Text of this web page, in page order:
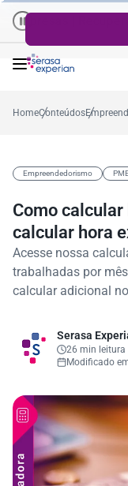
| Recuperação de
Percentual no mês
HomeConteúdos
Empreendedorismo
Como
calcular hora
Acesse nossa
trabalhadas por
calcular adicional
Serasa
26 min leitura
Modificado